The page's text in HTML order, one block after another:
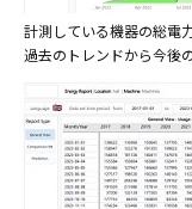
計測している機器の総電
過去のトレンドから今後